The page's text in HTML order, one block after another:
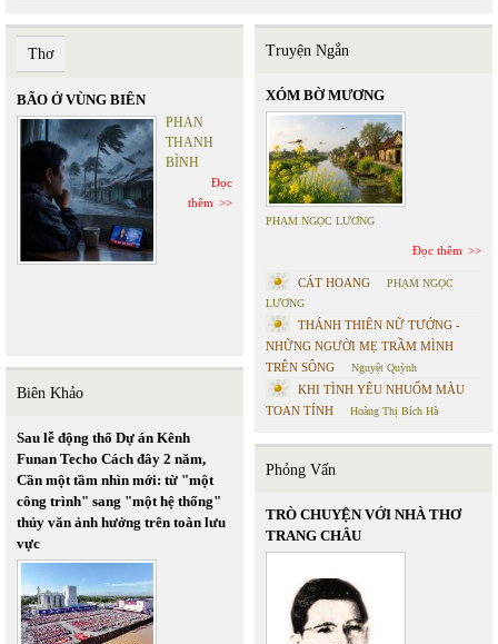
Thơ
BÃO Ở VÙNG BIÊN
PHAN
THANH
BÌNH
Đọc
thêm
Biên Khảo
Sau lễ động thổ Dự án Kênh
Funan Techo Cách đây 2 năm,
Cần một tầm nhìn mới: từ "một
công trình" sang "một hệ thống"
thủy văn ảnh hưởng trên toàn lưu
vực
Truyện Ngắn
XÓM BỜ MƯƠNG
PHẠM NGỌC LƯƠNG
Đọc thêm
CÁT HOANG
PHẠM NGỌC
LƯƠNG
THÁNH THIÊN NỮ TƯỚNG -
NHỮNG NGƯỜI MẸ TRẦM MÌNH
TRÊN SÔNG
Nguyệt Quỳnh
KHI TÌNH YÊU NHUỐM MÀU
TOAN TÍNH
Hoàng Thị Bích Hà
Phỏng Vấn
TRÒ CHUYỆN VỚI NHÀ THƠ
TRANG CHÂU